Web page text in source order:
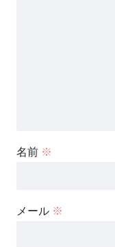
名前 ※
メール ※